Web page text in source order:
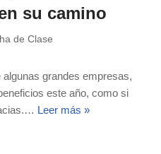
su camino
de Clase
grandes empresas,
este año, como si
Leer más »